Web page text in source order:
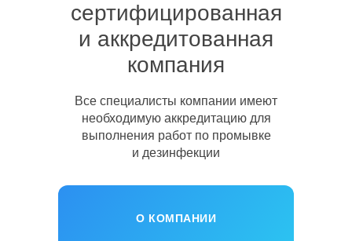
О КОМПАНИИ
Все специалисты компании имеют
необходимую аккредитацию для
выполнения работ по промывке
и дезинфекции
сертифицированная
и аккредитованная
компания